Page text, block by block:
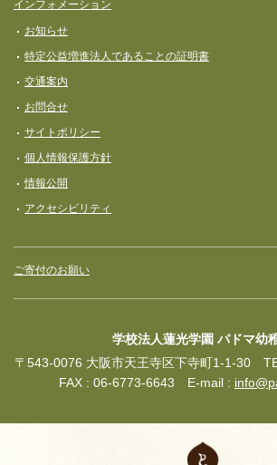
インフォメーション
お知らせ
特定公益増進法人であることの証明書
交通案内
お問合せ
サイトポリシー
個人情報保護方針
情報公開
アクセシビリティ
ご寄付のお願い
学校法人蓮光学園 パドマ幼
〒543-0076 大阪市天王寺区下寺町1-1-30
FAX : 06-6773-6643 E-mail :